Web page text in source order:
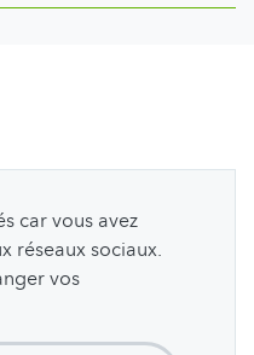
car vous avez
réseaux sociaux.
vos